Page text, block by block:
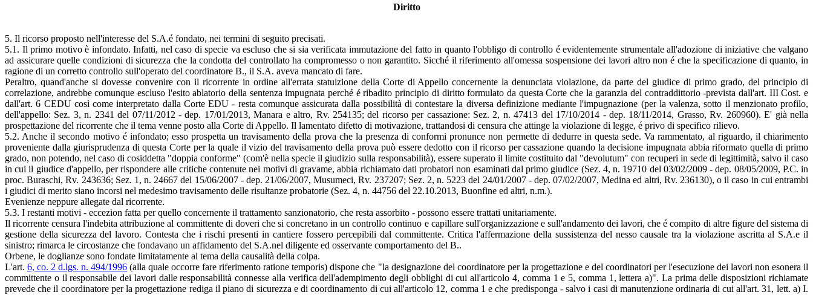
Diritto
5. Il ricorso proposto nell'interesse del S.A.é fondato, nei termini di seguito precisati.
5.1. Il primo motivo è infondato. Infatti, nel caso di specie va escluso che si sia verificata immutazione del fatto in quanto l'obbligo di controllo é evidentemente strumentale all'adozione di iniziative che valgano
ad assicurare quelle condizioni di sicurezza che la condotta del controllato ha compromesso o non garantito. Sicché il riferimento all'omessa sospensione dei lavori altro non é che la specificazione di quanto, in
ragione di un corretto controllo sull'operato del coordinatore B., il S.A. aveva mancato di fare.
Peraltro, quand'anche si dovesse convenire con il ricorrente in ordine all'errata statuizione della Corte di Appello concernente la denunciata violazione, da parte del giudice di primo grado, del principio di
correlazione, andrebbe comunque escluso l'esito ablatorio della sentenza impugnata perché é ribadito principio di diritto formulato da questa Corte che la garanzia del contraddittorio -prevista dall'art. III Cost. e
dall'art. 6 CEDU così come interpretato dalla Corte EDU - resta comunque assicurata dalla possibilità di contestare la diversa definizione mediante l'impugnazione (per la valenza, sotto il menzionato profilo,
dell'appello: Sez. 3, n. 2341 del 07/11/2012 - dep. 17/01/2013, Manara e altro, Rv. 254135; del ricorso per cassazione: Sez. 2, n. 47413 del 17/10/2014 - dep. 18/11/2014, Grasso, Rv. 260960). E' già nella
prospettazione del ricorrente che il tema venne posto alla Corte di Appello. Il lamentato difetto di motivazione, trattandosi di censura che attinge la violazione di legge, é privo di specifico rilievo.
5.2. Anche il secondo motivo é infondato; esso prospetta un travisamento della prova che la presenza di conformi pronunce non permette di dedurre in questa sede. Va rammentato, al riguardo, il chiarimento
proveniente dalla giurisprudenza di questa Corte per la quale il vizio del travisamento della prova può essere dedotto con il ricorso per cassazione quando la decisione impugnata abbia riformato quella di primo
grado, non potendo, nel caso di cosiddetta "doppia conforme" (com'è nella specie il giudizio sulla responsabilità), essere superato il limite costituito dal "devolutum" con recuperi in sede di legittimità, salvo il caso
in cui il giudice d'appello, per rispondere alle critiche contenute nei motivi di gravame, abbia richiamato dati probatori non esaminati dal primo giudice (Sez. 4, n. 19710 del 03/02/2009 - dep. 08/05/2009, P.C. in
proc. Buraschi, Rv. 243636; Sez. 1, n. 24667 del 15/06/2007 - dep. 21/06/2007, Musumeci, Rv. 237207; Sez. 2, n. 5223 del 24/01/2007 - dep. 07/02/2007, Medina ed altri, Rv. 236130), o il caso in cui entrambi
i giudici di merito siano incorsi nel medesimo travisamento delle risultanze probatorie (Sez. 4, n. 44756 del 22.10.2013, Buonfine ed altri, n.m.).
Evenienze neppure allegate dal ricorrente.
5.3. I restanti motivi - eccezion fatta per quello concernente il trattamento sanzionatorio, che resta assorbito - possono essere trattati unitariamente.
Il ricorrente censura l'indebita attribuzione al committente di doveri che si concretano in un controllo continuo e capillare sull'organizzazione e sull'andamento dei lavori, che é compito di altre figure del sistema di
gestione della sicurezza del lavoro. Contesta che i rischi presenti in cantiere fossero percepibili dal committente. Critica l'affermazione della sussistenza del nesso causale tra la violazione ascritta al S.A.e il
sinistro; rimarca le circostanze che fondavano un affidamento del S.A.nel diligente ed osservante comportamento del B..
Orbene, le doglianze sono fondate limitatamente al tema della causalità della colpa.
L'art.6, co. 2 d.lgs. n. 494/1996 (alla quale occorre fare riferimento ratione temporis) dispone che "la designazione del coordinatore per la progettazione e del coordinatori per l'esecuzione dei lavori non esonera il
committente o il responsabile dei lavori dalle responsabilità connesse alla verifica dell'adempimento degli obblighi di cui all'articolo 4, comma 1 e 5, comma 1, lettera a)". La prima delle disposizioni richiamate
prevede che il coordinatore per la progettazione rediga il piano di sicurezza e di coordinamento di cui all'articolo 12, comma 1 e che predisponga - salvo i casi di manutenzione ordinaria di cui all'art. 31, lett. a) I.